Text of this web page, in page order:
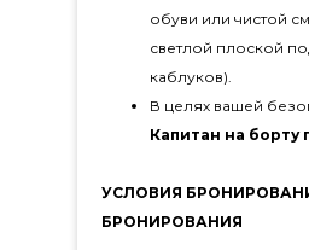
обуви или чистой
светлой плоской
каблуков).
В целях вашей
Капитан на борту
УСЛОВИЯ
БРОНИРОВАНИЯ